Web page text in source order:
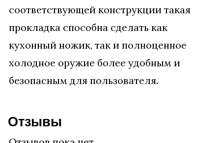
соответствующей конструкции такая
прокладка способна сделать как
кухонный ножик, так и полноценное
холодное оружие более удобным и
безопасным для пользователя.
Отзывы